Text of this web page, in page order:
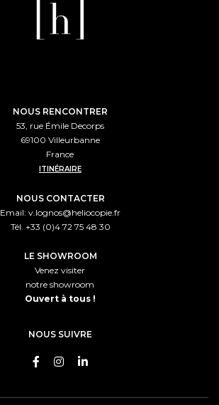
NOUS RENCONTRER
53, rue Émile Decorps
69100 Villeurbanne
France
ITINÉRAIRE
NOUS CONTACTER
Email: v.lognos@heliocopie.fr
Tél. +33 (0)4 72 75 48 30
LE SHOWROOM
Venez visiter
notre showroom
Ouvert à tous !
NOUS SUIVRE